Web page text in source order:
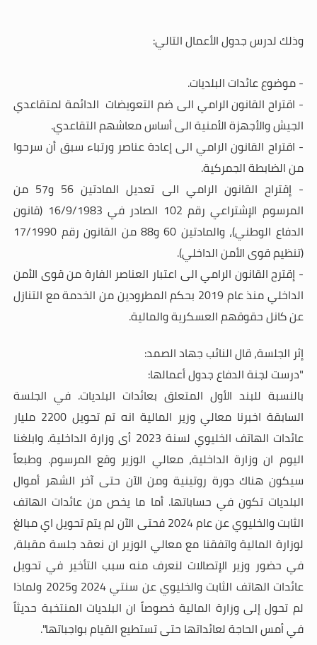
وذلك لدرس جدول الأعمال التالي:
- موضوع عائدات البلديات.
- اقتراح القانون الرامي الى ضم التعويضات الدائمة لمتقاعدي
الجيش والأجهزة الأمنية الى أساس معاشهم التقاعدي.
- اقتراح القانون الرامي الى إعادة عناصر ورتباء سبق أن سرحوا
من الضابطة الجمركية.
- إقتراح القانون الرامي الى تعديل المادتين 56 و57 من
المرسوم الإشتراعي رقم 102 الصادر في 16/9/1983 (قانون
الدفاع الوطني)، والمادتين 60 و88 من القانون رقم 17/1990
(تنظيم قوى الأمن الداخلي).
- إقترح القانون الرامي الى اعتبار العناصر الفارة من قوى الأمن
الداخلي منذ عام 2019 بحكم المطرودين من الخدمة مع التنازل
عن كانل حقوقهم العسكرية والمالية.
إثر الجلسة، قال النائب جهاد الصمد:
"درست لجنة الدفاع جدول أعمالها:
بالنسبة للبند الأول المتعلق بعائدات البلديات. في الجلسة
السابقة اخبرنا معالي وزير المالية انه تم تحويل 2200 مليار
عائدات الهاتف الخليوي لسنة 2023 أى وزارة الداخلية. وابلغنا
اليوم ان وزارة الداخلية، معالي الوزير وقع المرسوم. وطبعاً
سيكون هناك دورة روتينية ومن الآن حتى آخر الشهر أموال
البلديات تكون في حساباتها. أما ما يخص من عائدات الهاتف
الثابت والخليوي عن عام 2024 فحتى الآن لم يتم تحويل اي مبالغ
لوزارة المالية واتفقنا مع معالي الوزير ان نعقد جلسة مقبلة،
في حضور وزير الإتصالات لنعرف منه سبب التأخير في تحويل
عائدات الهاتف الثابت والخليوي عن سنتي 2024 و2025 ولماذا
لم تحول إلى وزارة المالية خصوصاً ان البلديات المنتخبة حديثاً
في أمس الحاجة لعائداتها حتى تستطيع القيام بواجباتها".